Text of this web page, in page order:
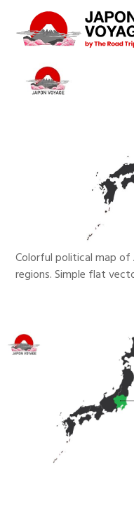
Colorful political map of
regions. Simple flat